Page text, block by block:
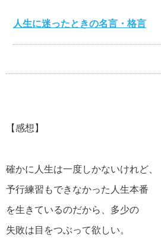
人生に迷ったときの名言・格言
心を打つ名言・格言
美輪明宏の名言・格言
江原啓之の名言・格言
スティーブ・ジョブズの名言・格言
【感想】
確かに人生は一度しかないけれど、
予行練習もできなかった人生本番
を生きているのだから、多少の
失敗は目をつぶって欲しい。